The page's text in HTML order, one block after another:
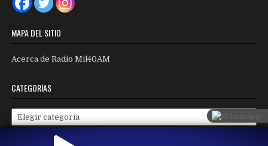
MAPA DEL SITIO
Acerca de Radio Mil40AM
CATEGORÍAS
Categorías